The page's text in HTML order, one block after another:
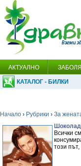
АКТУАЛНО
КАТАЛОГ - БИЛКИ
Начало › Рубрики › За
Всички
този